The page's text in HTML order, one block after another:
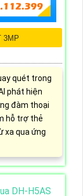
3MP
quét trong
phát hiện
đàm thoại
hỗ trợ thẻ
xa qua ứng